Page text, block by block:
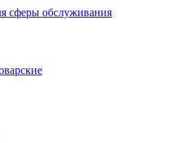
сферы обслуживания